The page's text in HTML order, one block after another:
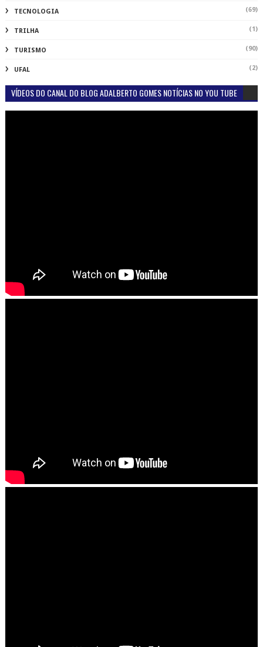
TECNOLOGIA (69)
TRILHA (1)
TURISMO (90)
UFAL (2)
VÍDEOS DO CANAL DO BLOG ADALBERTO GOMES NOTÍCIAS NO YOU TUBE